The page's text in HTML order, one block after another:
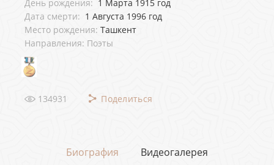
День рождения: 1 Марта 1915 год
Дата смерти: 1 Августа 1996 год
Место рождения: Ташкент
Направления: Поэты
134931 Поделиться
Биография Видеогалерея